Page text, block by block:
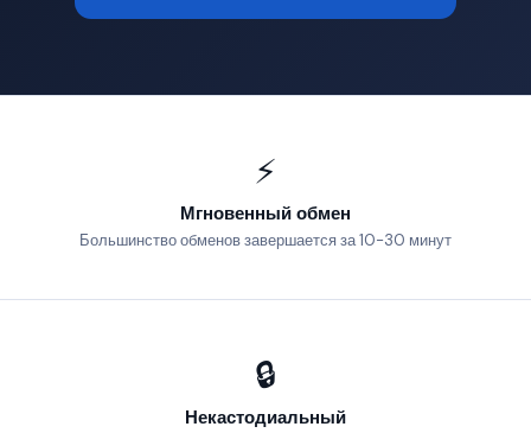
⚡
Мгновенный обмен
Большинство обменов завершается за 10-30 минут
🔒
Некастодиальный